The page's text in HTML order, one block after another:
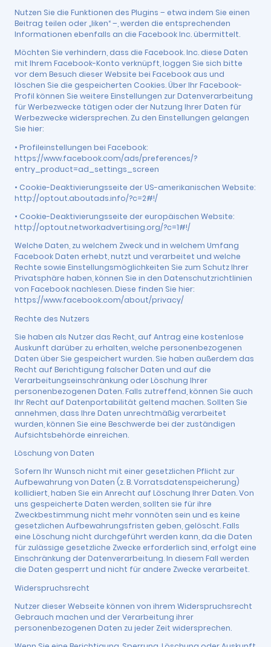
Nutzen Sie die Funktionen des Plugins – etwa indem Sie einen
Beitrag teilen oder „liken“ –, werden die entsprechenden
Informationen ebenfalls an die Facebook Inc. übermittelt.
Möchten Sie verhindern, dass die Facebook. Inc. diese Daten
mit Ihrem Facebook-Konto verknüpft, loggen Sie sich bitte
vor dem Besuch dieser Website bei Facebook aus und
löschen Sie die gespeicherten Cookies. Über Ihr Facebook-
Profil können Sie weitere Einstellungen zur Datenverarbeitung
für Werbezwecke tätigen oder der Nutzung Ihrer Daten für
Werbezwecke widersprechen. Zu den Einstellungen gelangen
Sie hier:
• Profileinstellungen bei Facebook:
https://www.facebook.com/ads/preferences/?
entry_product=ad_settings_screen
• Cookie-Deaktivierungsseite der US-amerikanischen Website:
http://optout.aboutads.info/?c=2#!/
• Cookie-Deaktivierungsseite der europäischen Website:
http://optout.networkadvertising.org/?c=1#!/
Welche Daten, zu welchem Zweck und in welchem Umfang
Facebook Daten erhebt, nutzt und verarbeitet und welche
Rechte sowie Einstellungsmöglichkeiten Sie zum Schutz Ihrer
Privatsphäre haben, können Sie in den Datenschutzrichtlinien
von Facebook nachlesen. Diese finden Sie hier:
https://www.facebook.com/about/privacy/
Rechte des Nutzers
Sie haben als Nutzer das Recht, auf Antrag eine kostenlose
Auskunft darüber zu erhalten, welche personenbezogenen
Daten über Sie gespeichert wurden. Sie haben außerdem das
Recht auf Berichtigung falscher Daten und auf die
Verarbeitungseinschränkung oder Löschung Ihrer
personenbezogenen Daten. Falls zutreffend, können Sie auch
Ihr Recht auf Datenportabilität geltend machen. Sollten Sie
annehmen, dass Ihre Daten unrechtmäßig verarbeitet
wurden, können Sie eine Beschwerde bei der zuständigen
Aufsichtsbehörde einreichen.
Löschung von Daten
Sofern Ihr Wunsch nicht mit einer gesetzlichen Pflicht zur
Aufbewahrung von Daten (z. B. Vorratsdatenspeicherung)
kollidiert, haben Sie ein Anrecht auf Löschung Ihrer Daten. Von
uns gespeicherte Daten werden, sollten sie für ihre
Zweckbestimmung nicht mehr vonnöten sein und es keine
gesetzlichen Aufbewahrungsfristen geben, gelöscht. Falls
eine Löschung nicht durchgeführt werden kann, da die Daten
für zulässige gesetzliche Zwecke erforderlich sind, erfolgt eine
Einschränkung der Datenverarbeitung. In diesem Fall werden
die Daten gesperrt und nicht für andere Zwecke verarbeitet.
Widerspruchsrecht
Nutzer dieser Webseite können von ihrem Widerspruchsrecht
Gebrauch machen und der Verarbeitung ihrer
personenbezogenen Daten zu jeder Zeit widersprechen.